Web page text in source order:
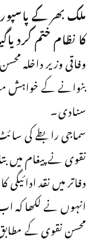
ملک بھر کے
کا نظام ختم
وفاقی وزیر داخلہ
بنوانے کے خواہش
سنادی۔
سماجی رابطے کی
نقوی نے پیغام میں
دفاتر میں نقد
انہوں نے لکھا کہ
محسن نقوی کے